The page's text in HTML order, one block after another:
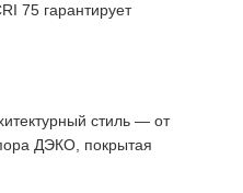
75 гарантирует
стиль — от
ДЭКО, покрытая